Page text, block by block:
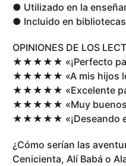
● Utilizado en la
● Incluido en
OPINIONES DE LOS
★★★★★ «¡Perfecto
★★★★★ «A mis hijos
★★★★★ «Excelente
★★★★★ «Muy buenos
★★★★★ «¡Deseando
¿Cómo serían las
Cenicienta, Alí Babá o